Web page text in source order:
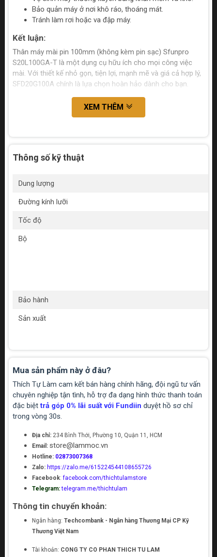
Bảo quản máy ở nơi khô ráo, thoáng mát.
Tránh làm rơi hoặc va đập máy.
Kết luận:
Thân máy mài pin 100mm (không kèm pin sạc) Sfunpro
S20L100GA-T là một dụng cụ hữu ích cho mọi công việc
mài. Với thiết kế nhỏ gọn, tiện lợi, mạnh mẽ và giá cả hợp lý,
SFD20G100A chính là lựa chọn hoàn hảo dành cho bạn.
XEM THÊM
Thông số kỹ thuật
Dung lượng
Đường kính lưỡi
Tốc độ
Bộ
Bảo hành
Sản xuất
Mua sản phẩm này ở đâu?
Thích Tự Làm cam kết bán hàng chính hãng, đội ngũ tư vấn
chuyên nghiệp tận tình, hỗ trợ đa dạng hình thức thanh toán
đặc biệttrả góp 0% lãi suất với Fundiin duyệt hồ sơ chỉ
trong vòng 30s.
Địa chỉ: 234 Bình Thới, Phường 10, Quận 11, HCM
Email: store@lammoc.vn
Hotline: 02873007368
Zalo: https://zalo.me/615224544108655726
Facebook:facebook.com/thichtulamstore
Telegram: telegram.me/thichtulam
Thông tin chuyển khoản:
Ngân hàng: Techcombank - Ngân hàng Thương Mại CP Kỹ
Thương Việt Nam
Tài khoản: CONG TY CO PHAN THICH TU LAM